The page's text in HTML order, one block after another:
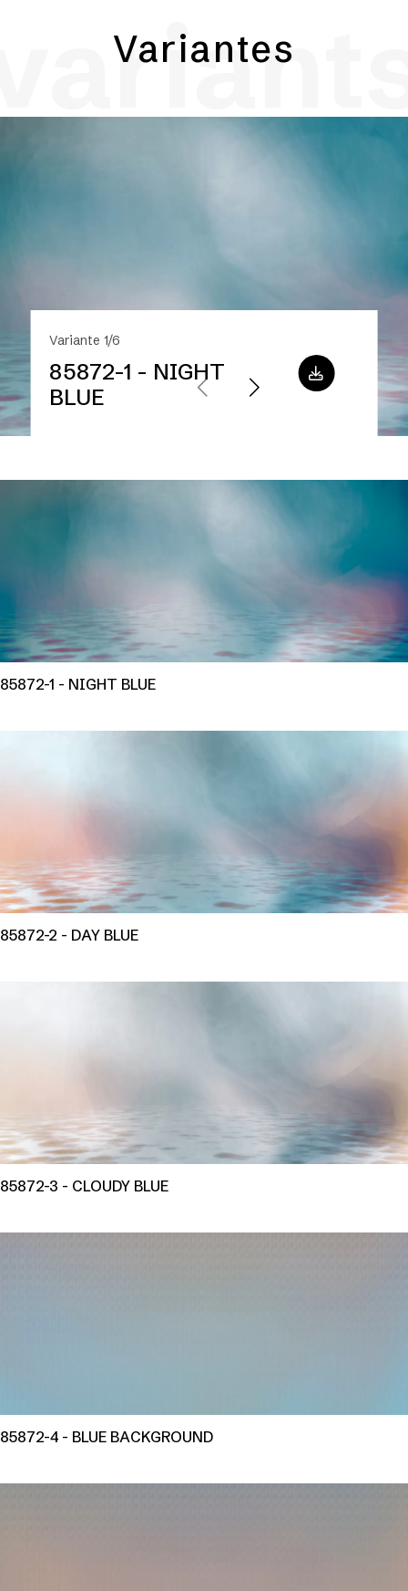
Variantes
Variante 1/6
85872-1 - NIGHT
BLUE
85872-1 - NIGHT BLUE
85872-2 - DAY BLUE
85872-3 - CLOUDY BLUE
85872-4 - BLUE BACKGROUND